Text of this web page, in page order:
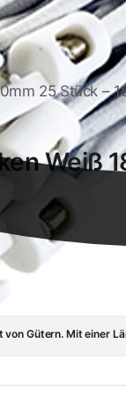
25 Stück –
Weiß
Gütern. Mit einer